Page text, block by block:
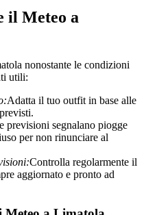
il Meteo a
nonostante le condizioni
utili:
Adatta il tuo outfit in base alle
previsioni segnalano piogge
per non rinunciare al
Controlla regolarmente il
aggiornato e pronto ad